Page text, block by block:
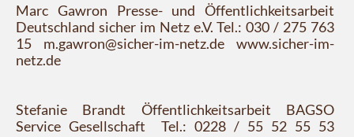
Marc Gawron Presse- und Öffentlichkeitsarbeit
Deutschland sicher im Netz e.V. Tel.: 030 / 275 763
15 m.gawron@sicher-im-netz.de www.sicher-im-
netz.de
Stefanie Brandt Öffentlichkeitsarbeit BAGSO
Service Gesellschaft Tel.: 0228 / 55 52 55 53